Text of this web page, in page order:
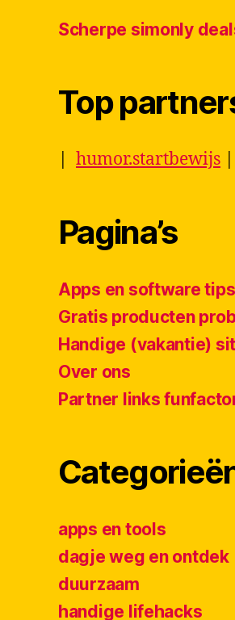
Scherpe simonly
Top
humor.startbewijs
Pagina’s
Apps en software tips
Gratis producten
Handige (vakantie)
Over ons
Partner links
apps en tools
dagje weg en ontdek
duurzaam
handige lifehacks